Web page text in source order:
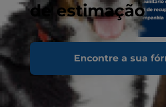
de estimação
Encontre a sua